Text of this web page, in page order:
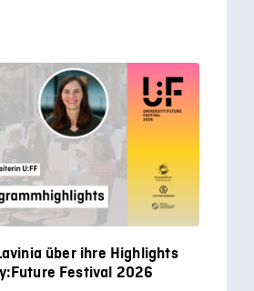
über ihre Highlights
Festival 2026